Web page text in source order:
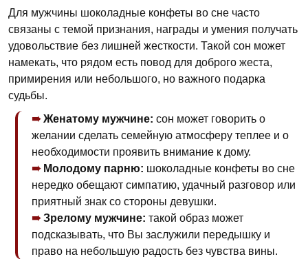
Для мужчины шоколадные конфеты во сне часто
связаны с темой признания, награды и умения получать
удовольствие без лишней жесткости. Такой сон может
намекать, что рядом есть повод для доброго жеста,
примирения или небольшого, но важного подарка
судьбы.
Женатому мужчине: сон может говорить о
желании сделать семейную атмосферу теплее и о
необходимости проявить внимание к дому.
Молодому парню: шоколадные конфеты во сне
нередко обещают симпатию, удачный разговор или
приятный знак со стороны девушки.
Зрелому мужчине: такой образ может
подсказывать, что Вы заслужили передышку и
право на небольшую радость без чувства вины.